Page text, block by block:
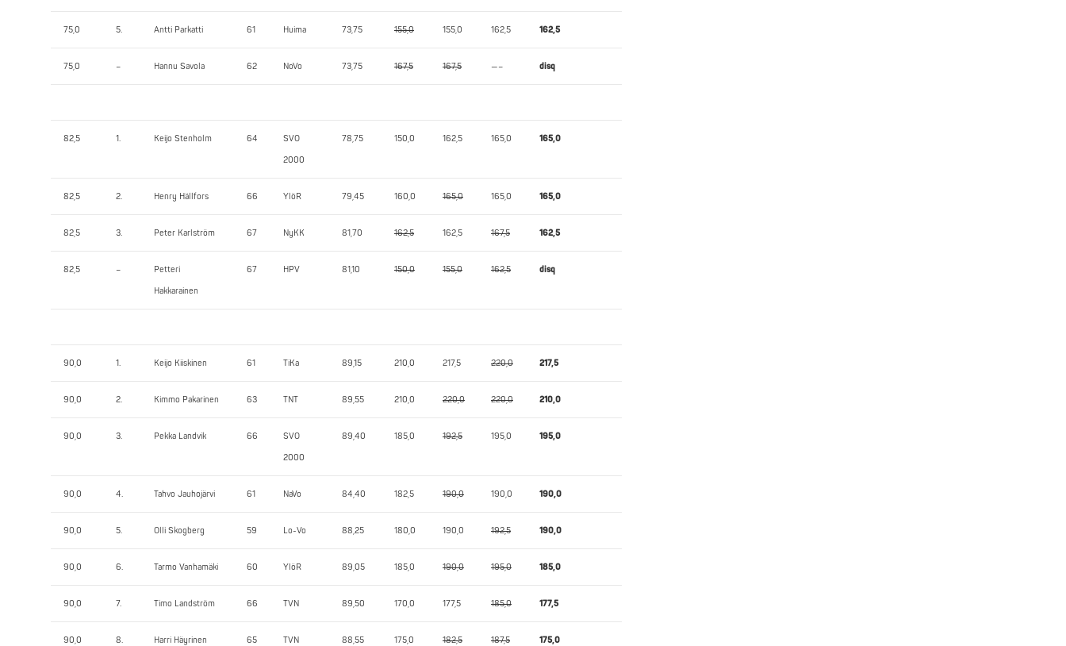
75,0 5. Antti Parkatti 61 Huima 73,75 155,0 155,0 162,5 162,5
75,0 – Hannu Savola 62 NoVo 73,75 167,5 167,5 —– disq
82,5 1. Keijo Stenholm 64 SVO
2000
78,75 150,0 162,5 165,0 165,0
82,5 2. Henry Hällfors 66 YlöR 79,45 160,0 165,0 165,0 165,0
82,5 3. Peter Karlström 67 NyKK 81,70 162,5 162,5 167,5 162,5
82,5 – Petteri
Hakkarainen
67 HPV 81,10 150,0 155,0 162,5 disq
90,0 1. Keijo Kiiskinen 61 TiKa 89,15 210,0 217,5 220,0 217,5
90,0 2. Kimmo Pakarinen 63 TNT 89,55 210,0 220,0 220,0 210,0
90,0 3. Pekka Landvik 66 SVO
2000
89,40 185,0 192,5 195,0 195,0
90,0 4. Tahvo Jauhojärvi 61 NaVo 84,40 182,5 190,0 190,0 190,0
90,0 5. Olli Skogberg 59 Lo-Vo 88,25 180,0 190,0 192,5 190,0
90,0 6. Tarmo Vanhamäki 60 YlöR 89,05 185,0 190,0 195,0 185,0
90,0 7. Timo Landström 66 TVN 89,50 170,0 177,5 185,0 177,5
90,0 8. Harri Häyrinen 65 TVN 88,55 175,0 182,5 187,5 175,0